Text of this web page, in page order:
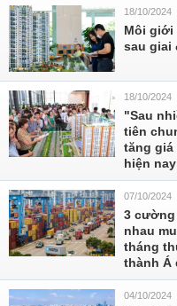
18/10/2024
Môi giới
sau giai
18/10/2024
"Sau
tiên
tăng
hiện
07/10/2024
3
nhau
tháng
thành Á
04/10/2024